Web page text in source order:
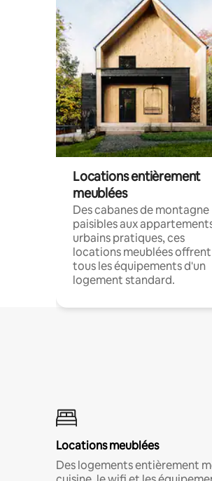
Locations entièrement
meublées
Des cabanes de montagne
paisibles aux
urbains pratiques, ces
locations meublées offrent
tous les équipements d'un
logement standard.
Locations meublées
Des logements entièrement